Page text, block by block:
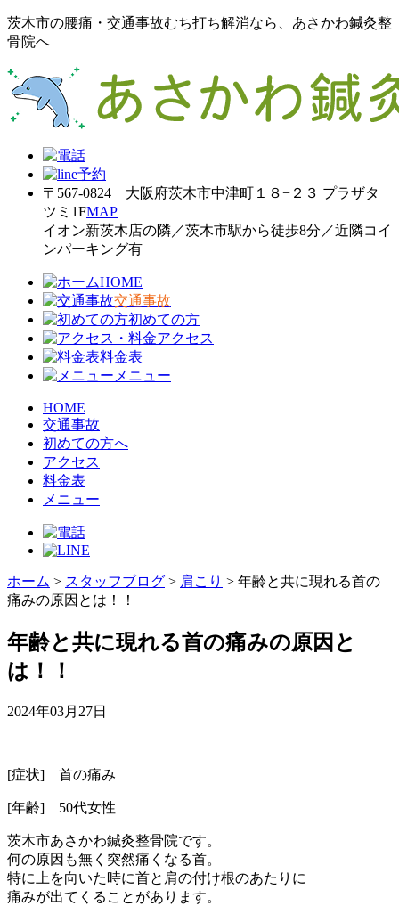
茨木市の腰痛・交通事故むち打ち解消なら、あさかわ鍼灸整
骨院へ
〒567-0824 大阪府茨木市中津町１８−２３ プラザタ
ツミ1FMAP
イオン新茨木店の隣／茨木市駅から徒歩8分／近隣コイ
ンパーキング有
HOME
交通事故
初めての方
アクセス
料金表
メニュー
HOME
交通事故
初めての方へ
アクセス
料金表
メニュー
ホーム > スタッフブログ > 肩こり > 年齢と共に現れる首の
痛みの原因とは！！
年齢と共に現れる首の痛みの原因と
は！！
2024年03月27日
[症状] 首の痛み
[年齢] 50代女性
茨木市あさかわ鍼灸整骨院です。
何の原因も無く突然痛くなる首。
特に上を向いた時に首と肩の付け根のあたりに
痛みが出てくることがあります。